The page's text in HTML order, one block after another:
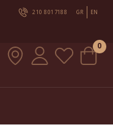
210 8017188 GR EN
0